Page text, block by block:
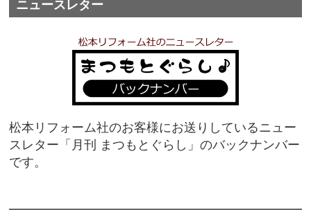
ニュースレター
松本リフォーム社のお客様にお送りしているニュー
スレター「月刊 まつもとぐらし」のバックナンバー
です。